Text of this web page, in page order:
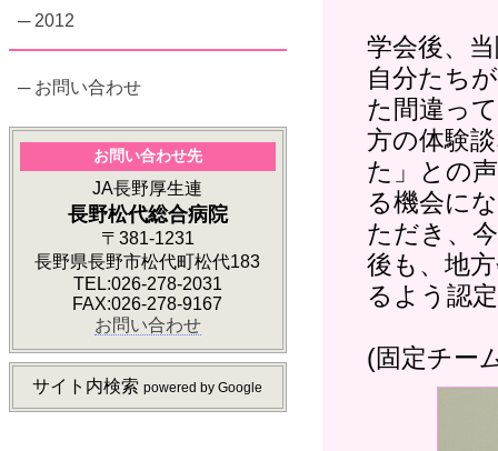
学会後、
自分たち
た間違っ
方の体験
た」との
る機会に
ただき、
後も、地
るよう認
(固定チー
─ 2012
─ お問い合わせ
お問い合わせ先
JA長野厚生連
長野松代総合病院
〒381-1231
長野県長野市松代町松代183
TEL:026-278-2031
FAX:026-278-9167
お問い合わせ
サイト内検索powered by Google